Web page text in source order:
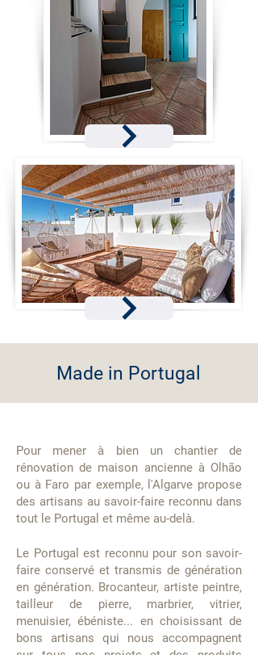
Made in Portugal
Pour mener à bien un chantier de
rénovation de maison ancienne à Olhão
ou à Faro par exemple, l'Algarve propose
des artisans au savoir-faire reconnu dans
tout le Portugal et même au-delà.
Le Portugal est reconnu pour son savoir-
faire conservé et transmis de génération
en génération. Brocanteur, artiste peintre,
tailleur de pierre, marbrier, vitrier,
menuisier, ébéniste... en choisissant de
bons artisans qui nous accompagnent